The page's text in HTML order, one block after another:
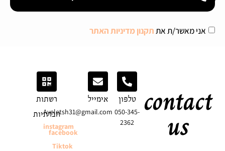
אני מאשר/ת אתתקנון מדיניות האתר
טלפון
050-345-
2362
contact
us
אימייל
Ayeletsh31@gmail.com
רשתות
חברתיות
instagram
facebook
Tiktok